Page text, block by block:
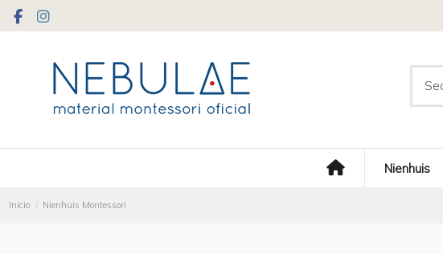
Nienhuis
Inicio Nienhuis Montessori